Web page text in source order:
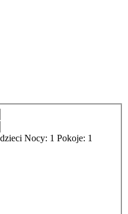
dzieci Nocy: 1 Pokoje: 1